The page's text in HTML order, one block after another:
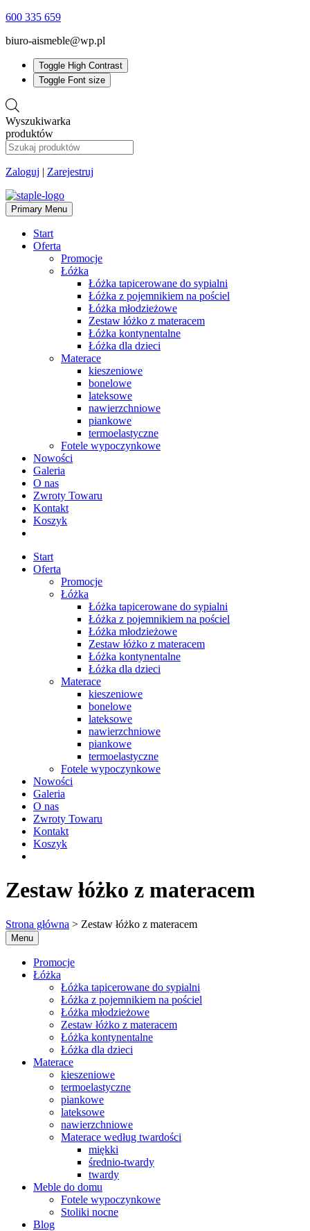
600 335 659
biuro-aismeble@wp.pl
Toggle High Contrast
Toggle Font size
Wyszukiwarka
produktów
Zaloguj | Zarejestruj
Primary Menu
Start
Oferta
Promocje
Łóżka
Łóżka tapicerowane do sypialni
Łóżka z pojemnikiem na pościel
Łóżka młodzieżowe
Zestaw łóżko z materacem
Łóżka kontynentalne
Łóżka dla dzieci
Materace
kieszeniowe
bonelowe
lateksowe
nawierzchniowe
piankowe
termoelastyczne
Fotele wypoczynkowe
Nowości
Galeria
O nas
Zwroty Towaru
Kontakt
Koszyk
Start
Oferta
Promocje
Łóżka
Łóżka tapicerowane do sypialni
Łóżka z pojemnikiem na pościel
Łóżka młodzieżowe
Zestaw łóżko z materacem
Łóżka kontynentalne
Łóżka dla dzieci
Materace
kieszeniowe
bonelowe
lateksowe
nawierzchniowe
piankowe
termoelastyczne
Fotele wypoczynkowe
Nowości
Galeria
O nas
Zwroty Towaru
Kontakt
Koszyk
Zestaw łóżko z materacem
Strona główna > Zestaw łóżko z materacem
Menu
Promocje
Łóżka
Łóżka tapicerowane do sypialni
Łóżka z pojemnikiem na pościel
Łóżka młodzieżowe
Zestaw łóżko z materacem
Łóżka kontynentalne
Łóżka dla dzieci
Materace
kieszeniowe
termoelastyczne
piankowe
lateksowe
nawierzchniowe
Materace według twardości
miękki
średnio-twardy
twardy
Meble do domu
Fotele wypoczynkowe
Stoliki nocne
Blog